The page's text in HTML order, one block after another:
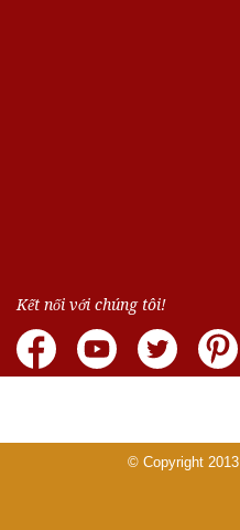
Kết nối với chúng tôi!
© Copyright 2013